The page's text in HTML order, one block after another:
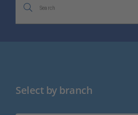
Search
Select by branch